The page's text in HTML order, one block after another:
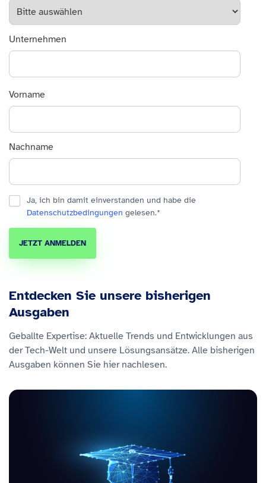
Unternehmen
Vorname
Nachname
Ja, ich bin damit einverstanden und habe die
Datenschutzbedingungen gelesen.*
Entdecken Sie unsere bisherigen
Ausgaben
Geballte Expertise: Aktuelle Trends und Entwicklungen aus
der Tech-Welt und unsere Lösungsansätze. Alle bisherigen
Ausgaben können Sie hier nachlesen.